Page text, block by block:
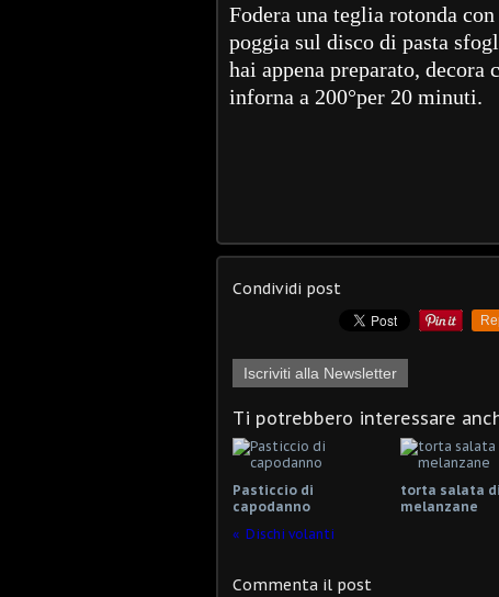
Fodera una teglia rotonda
poggia sul disco di pasta
hai appena preparato,
inforna a 200°per 20 minuti.
Condividi post
Iscriviti alla Newsletter
Ti potrebbero interessare
Pasticcio di
capodanno
torta salata di
melanzane
Dischi volanti
Commenta il post